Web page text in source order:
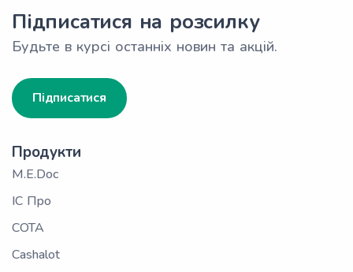
Підписатися на розсилку
Будьте в курсі останніх новин та акцій.
Підписатися
Продукти
M.E.Doc
ІС Про
СОТА
Cashalot